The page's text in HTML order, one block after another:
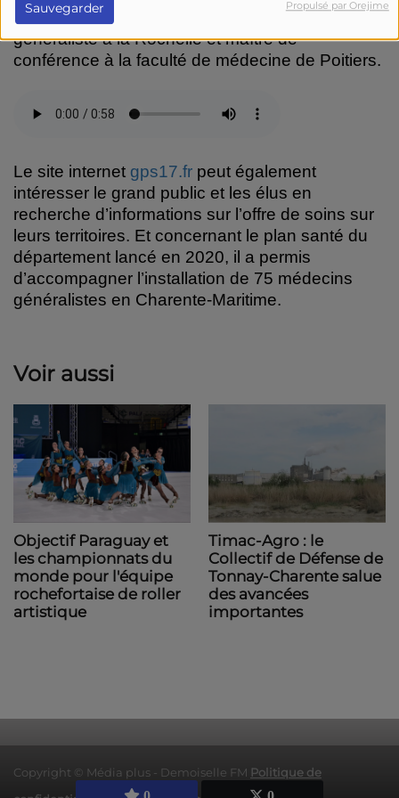
Sauvegarder Propulsé par Orejime
résume tout simplement Régis Audier, médecin
généraliste à la Rochelle et maître de
conférence à la faculté de médecine de Poitiers.
Le site internet gps17.fr peut également
intéresser le grand public et les élus en
recherche d’informations sur l’offre de soins sur
leurs territoires. Et concernant le plan santé du
département lancé en 2020, il a permis
d’accompagner l’installation de 75 médecins
généralistes en Charente-Maritime.
Voir aussi
Objectif Paraguay et
les championnats du
monde pour l'équipe
rochefortaise de roller
artistique
Timac-Agro : le
Collectif de Défense de
Tonnay-Charente salue
des avancées
importantes
Copyright © Média plus - Demoiselle FM Politique de